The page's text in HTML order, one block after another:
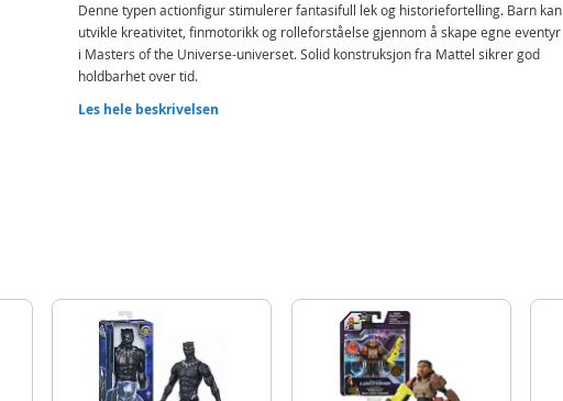
Denne typen actionfigur stimulerer fantasifull lek og historiefortelling. Barn kan
utvikle kreativitet, finmotorikk og rolleforståelse gjennom å skape egne eventyr
i Masters of the Universe-universet. Solid konstruksjon fra Mattel sikrer god
holdbarhet over tid.
Produktet skiller seg ut med filmnøyaktig design basert på nyere
Mål: ca. 14 cm høy
Bevegelighet: 14 leddpunkter
Alder: fra 6 år
Les hele beskrivelsen